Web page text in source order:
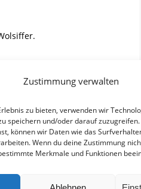
Zustimmung verwalten
zu bieten, verwenden wir
speichern und/oder darauf zuzugreifen.
können wir Daten wie das
Wenn du deine Zustimmung
Merkmale und Funktionen
COOKIE-RICHTLINIE